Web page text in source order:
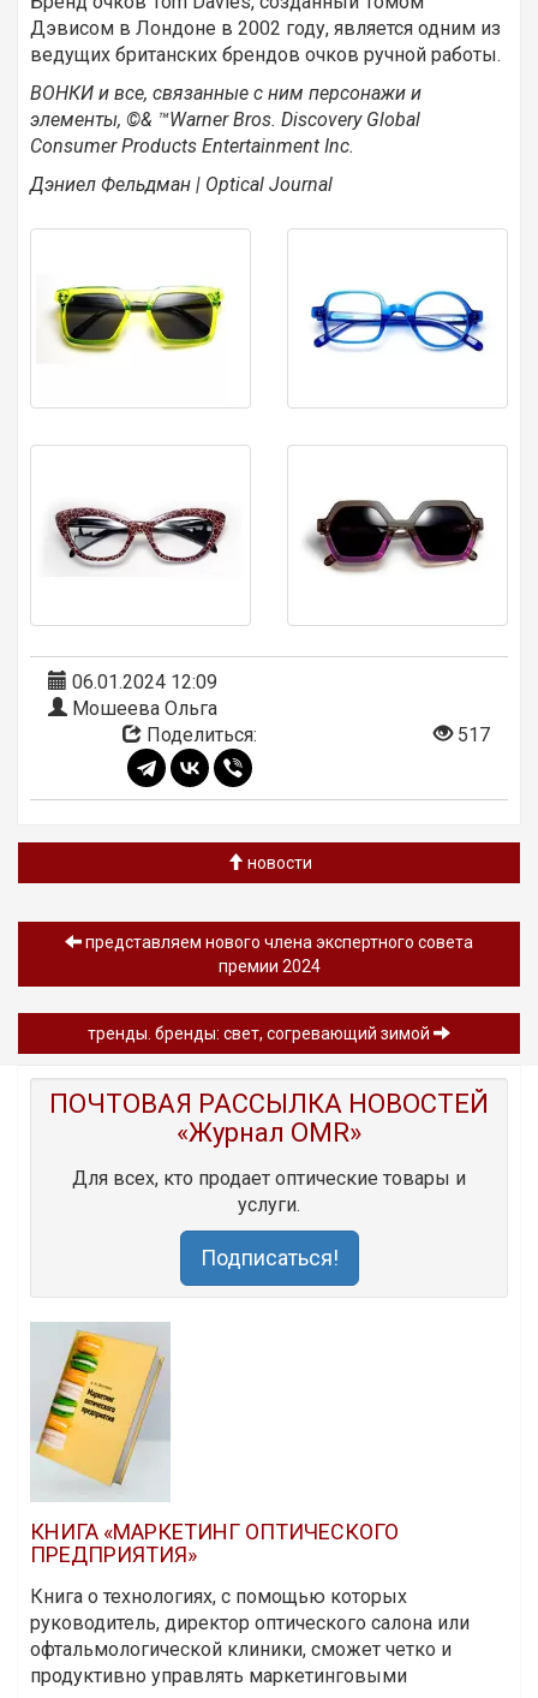
Дэвисом в Лондоне в 2002 году, является одним из
ведущих британских брендов очков ручной работы.
ВОНКИ и все, связанные с ним персонажи и
элементы, ©& ™Warner Bros. Discovery Global
Consumer Products Entertainment Inc.
Дэниел Фельдман | Optical Journal
06.01.2024 12:09
Мошеева Ольга
Поделиться:
517
новости
представляем нового члена экспертного совета
премии 2024
тренды. бренды: свет, согревающий зимой
ПОЧТОВАЯ РАССЫЛКА НОВОСТЕЙ
«Журнал OMR»
Для всех, кто продает оптические товары и
услуги.
Подписаться!
КНИГА «МАРКЕТИНГ ОПТИЧЕСКОГО
ПРЕДПРИЯТИЯ»
Книга о технологиях, с помощью которых
руководитель, директор оптического салона или
офтальмологической клиники, сможет четко и
продуктивно управлять маркетинговыми